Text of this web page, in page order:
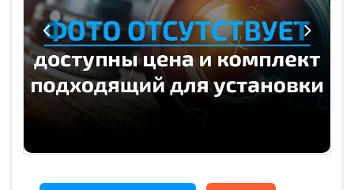
Previous Next